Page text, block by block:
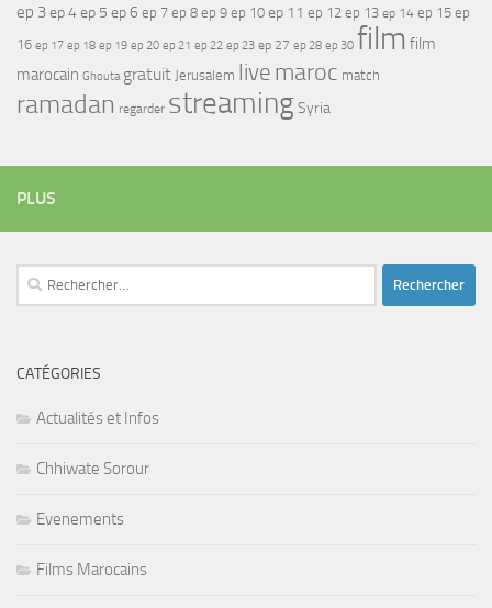
ep 3ep 4ep 5 ep 6 ep 7 ep 8 ep 9 ep 10 ep 11 ep 12 ep 13 ep 14 ep 15 ep
16 ep 17 ep 18 ep 19 ep 20 ep 21 ep 22 ep 23 ep 27 ep 28 ep 30 film film
marocain Ghouta gratuit Jerusalem live maroc match
ramadan regarder streamingSyria
PLUS
Rechercher :
CATÉGORIES
Actualités et Infos
Chhiwate Sorour
Evenements
Films Marocains